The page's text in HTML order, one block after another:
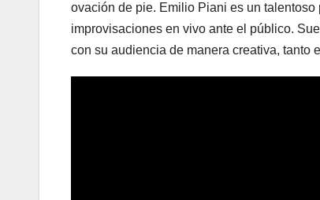
ovación de pie. Emilio Piani es un
improvisaciones en vivo ante el público.
con su audiencia de manera creativa, tanto